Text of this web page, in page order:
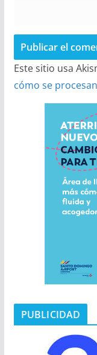
Este sitio usa
cómo se
PUBLICIDAD